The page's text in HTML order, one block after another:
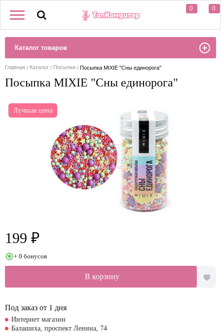
0 0
Каталог товаров
Главная Каталог Посыпки Посыпка MIXIE "Сны единорога"
Посыпка MIXIE "Сны единорога"
Лучшая цена
199 ₽
+ 0 бонусов
В корзину
Под заказ от 1 дня
Интернет магазин
Балашиха, проспект Ленина, 74